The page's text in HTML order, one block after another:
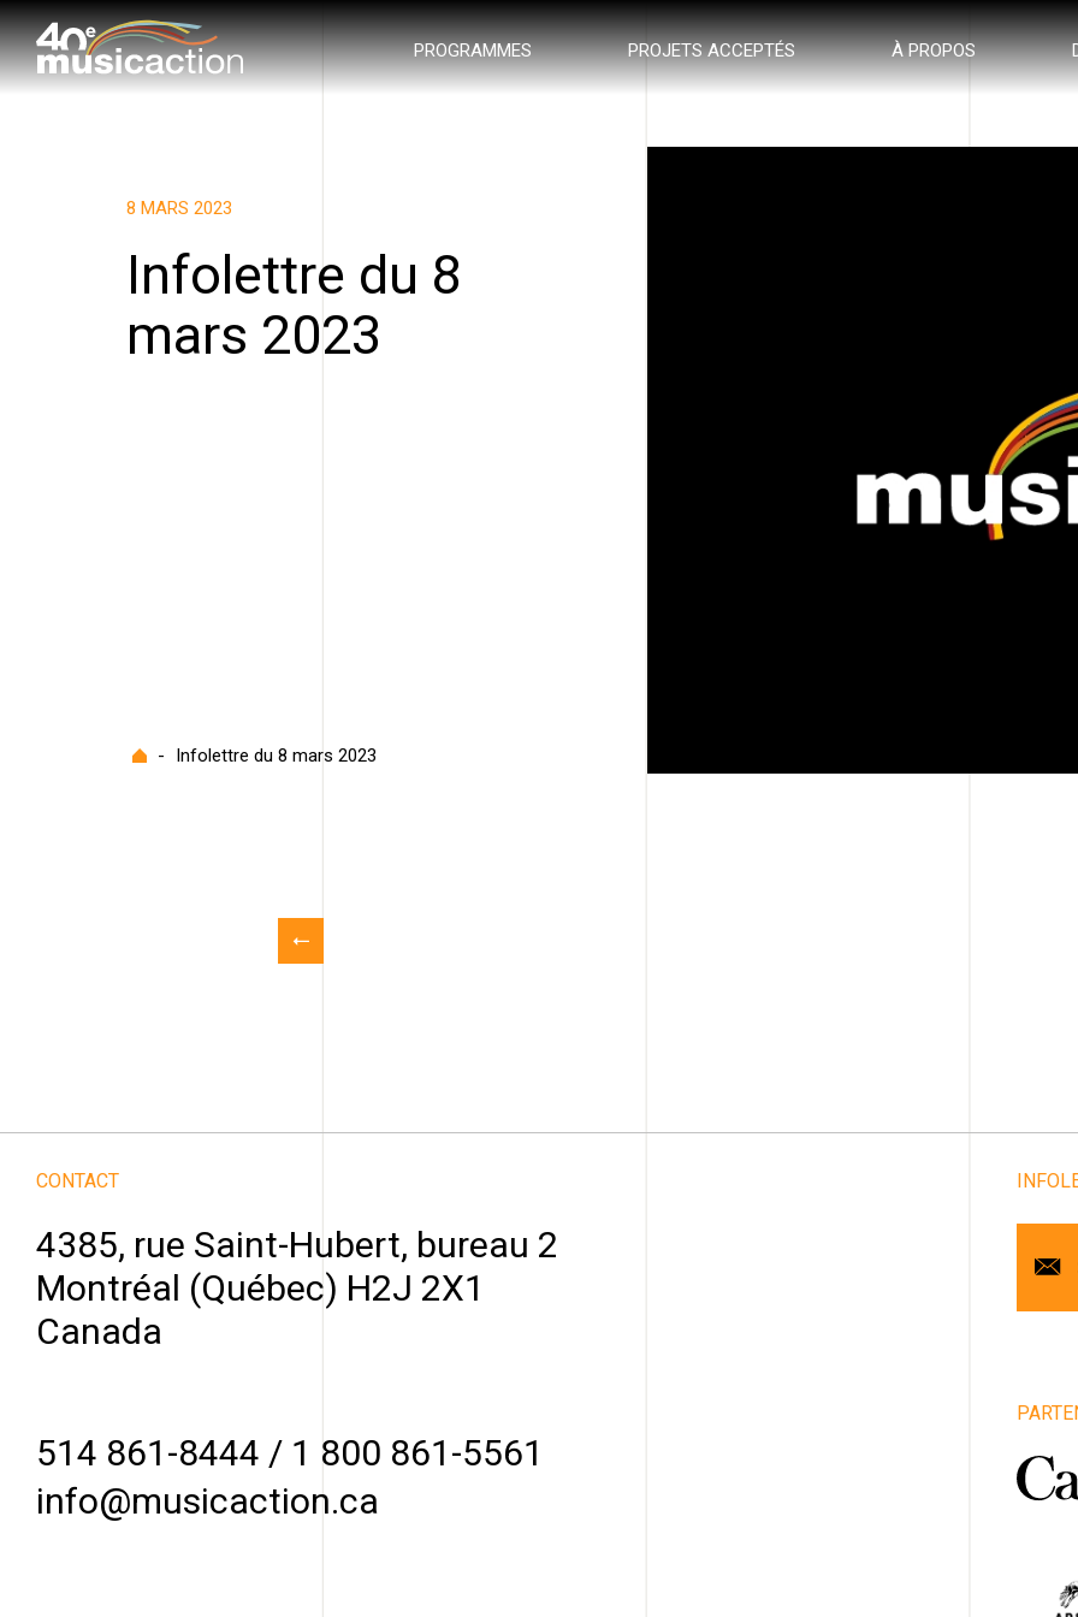
PROGRAMMES PROJETS ACCEPTÉS À PROPOS
8 MARS 2023
Infolettre du 8
mars 2023
Accueil
- Infolettre du 8 mars 2023
CONTACT
4385, rue Saint-Hubert, bureau 2
Montréal (Québec) H2J 2X1
Canada
514 861-8444 / 1 800 861-5561
info@musicaction.ca